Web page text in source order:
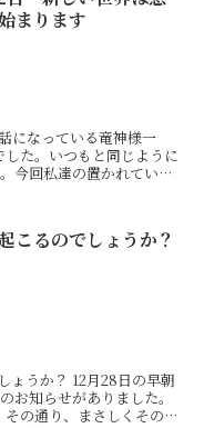
まります
になっている竜神様一
た。いつもと同じように
今回私達の置かれている
こるのでしょうか？
うか？ 12月28日の早朝
お知らせがありました。
の通り、まさしくその場